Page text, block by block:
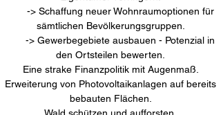
-> Schaffung neuer Wohnraumoptionen für
sämtlichen Bevölkerungsgruppen.
-> Gewerbegebiete ausbauen - Potenzial in
den Ortsteilen bewerten.
Eine strake Finanzpolitik mit Augenmaß.
Erweiterung von Photovoltaikanlagen auf bereits
bebauten Flächen.